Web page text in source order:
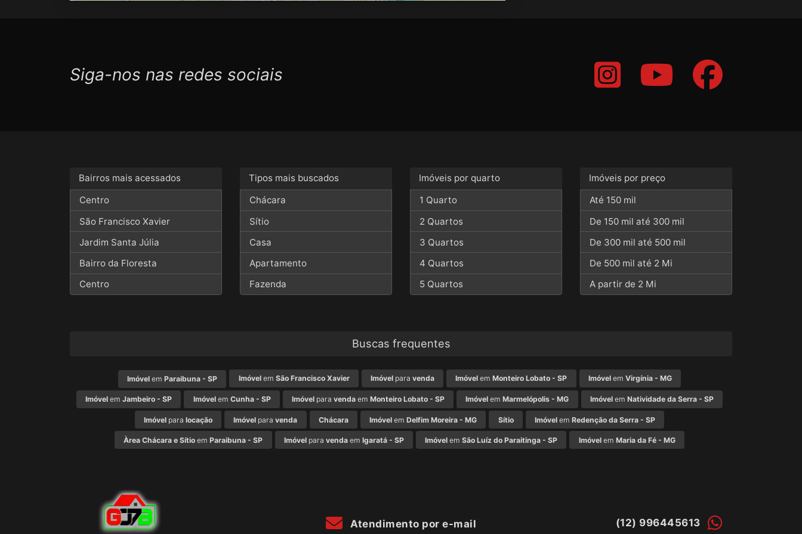
Siga-nos nas redes sociais
Bairros mais acessados
Centro
São Francisco Xavier
Jardim Santa Júlia
Bairro da Floresta
Centro
Tipos mais buscados
Chácara
Sítio
Casa
Apartamento
Fazenda
Imóveis por quarto
1 Quarto
2 Quartos
3 Quartos
4 Quartos
5 Quartos
Imóveis por preço
Até 150 mil
De 150 mil até 300 mil
De 300 mil até 500 mil
De 500 mil até 2 Mi
A partir de 2 Mi
Buscas frequentes
Imóvel emParaibuna - SP Imóvelem São Francisco Xavier Imóvel para venda Imóvel emMonteiro Lobato - SP Imóvelem Virgínia - MG
Imóvel emJambeiro - SP Imóvelem Cunha - SP Imóvel para venda em Monteiro Lobato - SP Imóvel emMarmelópolis - MG Imóvelem Natividade da Serra - SP
Imóvel paralocação Imóvel paravenda Chácara Imóvel emDelfim Moreira - MG Sítio Imóvelem Redenção da Serra - SP
Àrea Chácara e Sítio emParaibuna - SP Imóvelpara vendaem Igaratá - SP Imóvel emSão Luíz do Paraitinga - SP Imóvelem Maria da Fé - MG
Atendimento por e-mail (12) 996445613